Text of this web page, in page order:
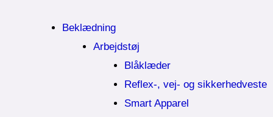
Beklædning
Arbejdstøj
Blåklæder
Reflex-, vej- og sikkerhedveste
Smart Apparel